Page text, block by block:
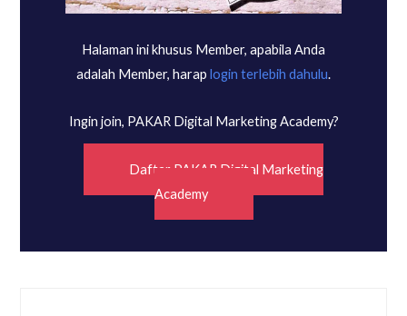
Halaman ini khusus Member, apabila Anda
adalah Member, harap login terlebih dahulu.
Ingin join, PAKAR Digital Marketing Academy?
Daftar PAKAR Digital Marketing
Academy